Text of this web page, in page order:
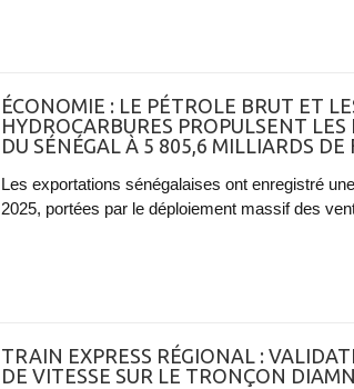
ÉCONOMIE : LE PÉTROLE BRUT ET
HYDROCARBURES PROPULSENT
DU SÉNÉGAL À 5 805,6 MILLIARDS DE
Les exportations sénégalaises ont enregistré
2025, portées par le déploiement massif des
TRAIN EXPRESS RÉGIONAL :
DE VITESSE SUR LE TRONÇON